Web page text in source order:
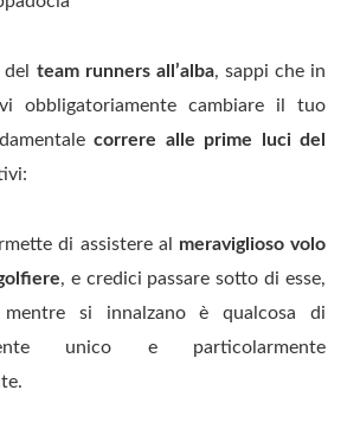
team runners all’alba, sappi che in
obbligatoriamente cambiare il tuo
correre alle prime luci del
di assistere al meraviglioso volo
, e credici passare sotto di esse,
mentre si innalzano è qualcosa di
unico e particolarmente